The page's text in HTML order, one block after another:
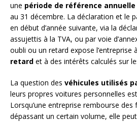
une période de référence annuelle
au 31 décembre. La déclaration et le
en début d’année suivante, via la
assujettis à la TVA, ou par voie
oubli ou un retard expose l’entreprise
retard et à des intérêts calculés sur
La question des véhicules utilisés
leurs propres voitures personnelles
Lorsqu’une entreprise rembourse
dépassant un certain volume, elle